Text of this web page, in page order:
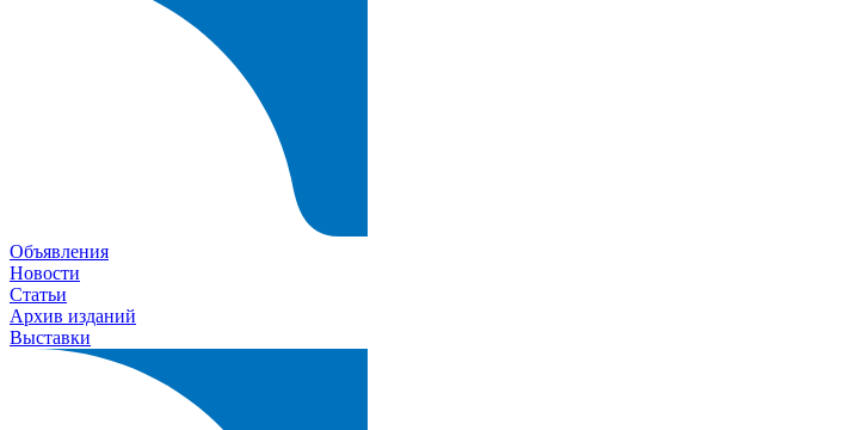
Объявления
Новости
Статьи
Архив изданий
Выставки